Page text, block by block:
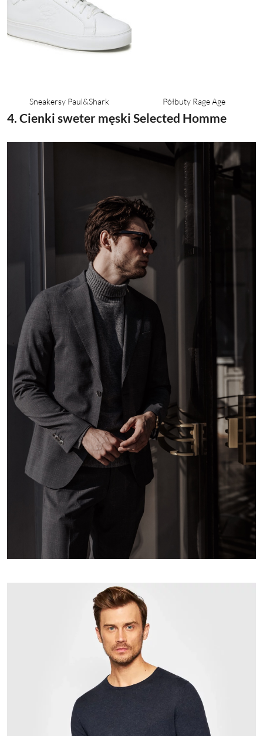
Sneakersy Paul&Shark Półbuty Rage Age
4. Cienki sweter męski Selected Homme